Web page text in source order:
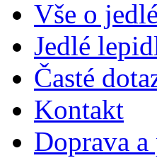
Vše o
Jedlé
Časté
Kontakt
Doprava a